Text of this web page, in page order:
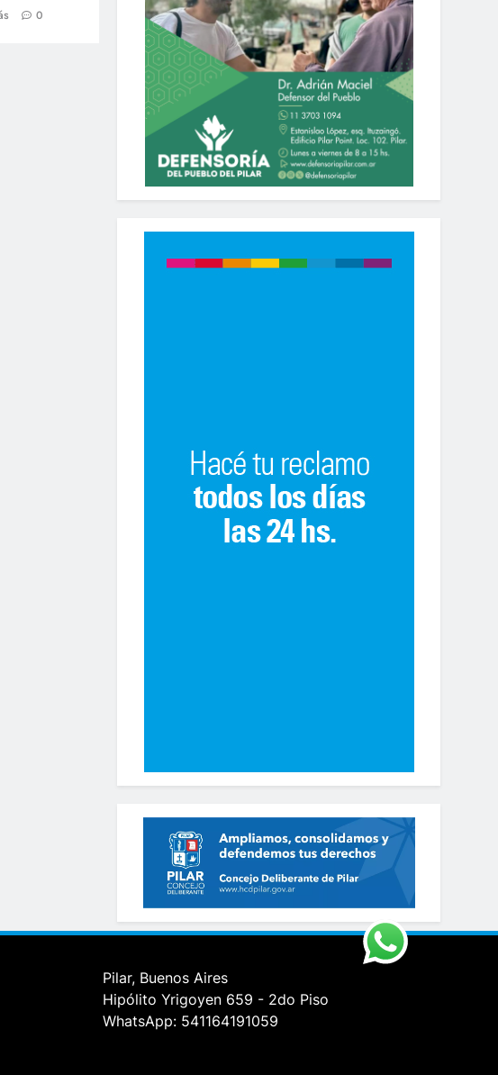
0
Pilar, Buenos Aires
Hipólito Yrigoyen 659 - 2do Piso
WhatsApp: 541164191059